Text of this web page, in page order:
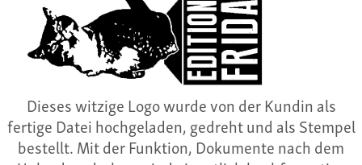
Dieses witzige Logo wurde von der Kundin als
fertige Datei hochgeladen, gedreht und als Stempel
bestellt. Mit der Funktion, Dokumente nach dem